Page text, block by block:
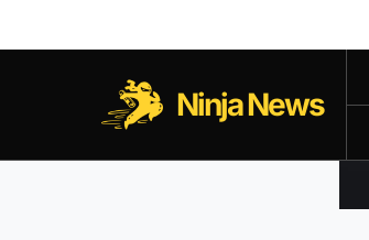
Ninja News